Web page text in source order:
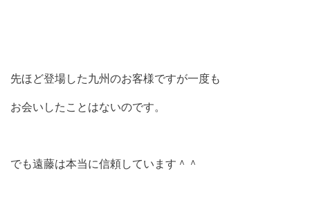
先ほど登場した九州のお客様ですが一度も
お会いしたことはないのです。
でも遠藤は本当に信頼しています＾＾